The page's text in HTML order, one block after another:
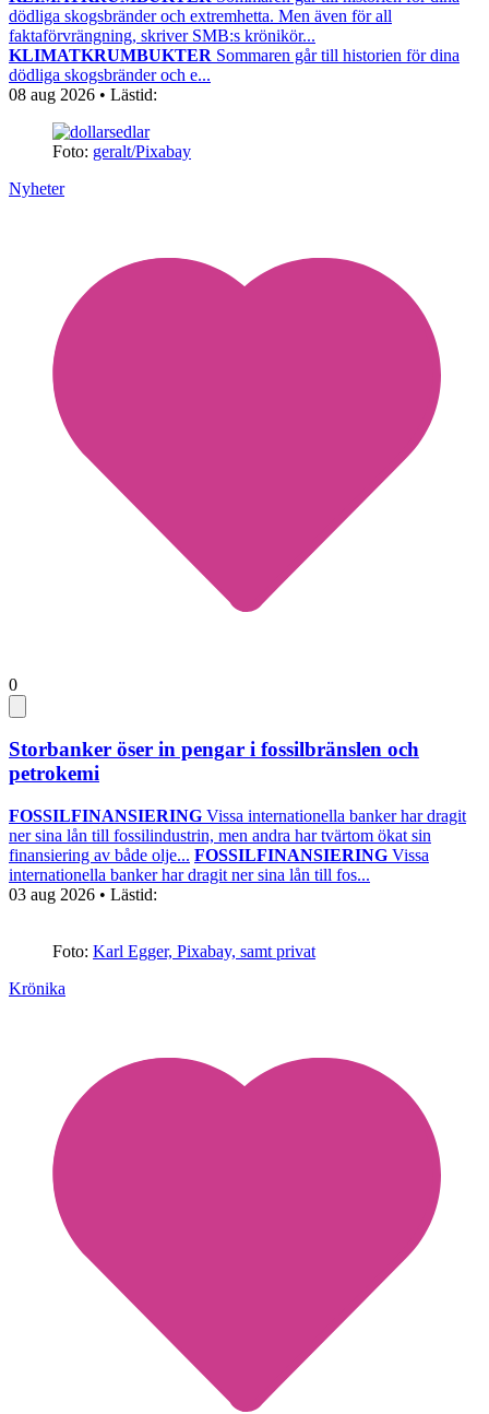
dödliga skogsbränder och extremhetta. Men även för all
faktaförvrängning, skriver SMB:s krönikör...
KLIMATKRUMBUKTER Sommaren går till historien för dina
dödliga skogsbränder och e...
08 aug 2026 • Lästid:
Foto: geralt/Pixabay
Nyheter
0
Storbanker öser in pengar i fossilbränslen och
petrokemi
FOSSILFINANSIERING Vissa internationella banker har dragit
ner sina lån till fossilindustrin, men andra har tvärtom ökat sin
finansiering av både olje... FOSSILFINANSIERING Vissa
internationella banker har dragit ner sina lån till fos...
03 aug 2026 • Lästid:
Foto: Karl Egger, Pixabay, samt privat
Krönika